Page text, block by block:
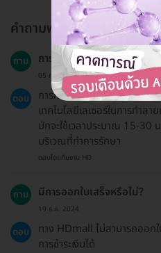
คำถามพบบ่อย
ถาม การกำจัดขนรักแร้ด้วยเลเซ
05 ก.ค. 2023
ตอบ
การกำจัดขนรักแร้ด้วยเลเซอ
เทคโนโลยีเลเซอร์ในการทำล
มักจะใช้เวลาประมาณ 15-
บริเวณที่ทำการรักษา
ตอบโดยทีมงาน HD
ถาม มีการออกใบเสร็จหรือไม่?
19 ธ.ค. 2024
ตอบ
ทาง HDmall ไม่สามารถออก
การชำระเงินได้